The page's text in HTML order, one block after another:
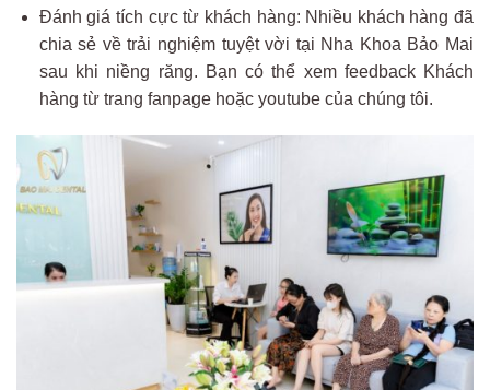
Đánh giá tích cực từ khách hàng: Nhiều khách hàng đã
chia sẻ về trải nghiệm tuyệt vời tại Nha Khoa Bảo Mai
sau khi niềng răng. Bạn có thể xem feedback Khách
hàng từ trang fanpage hoặc youtube của chúng tôi.